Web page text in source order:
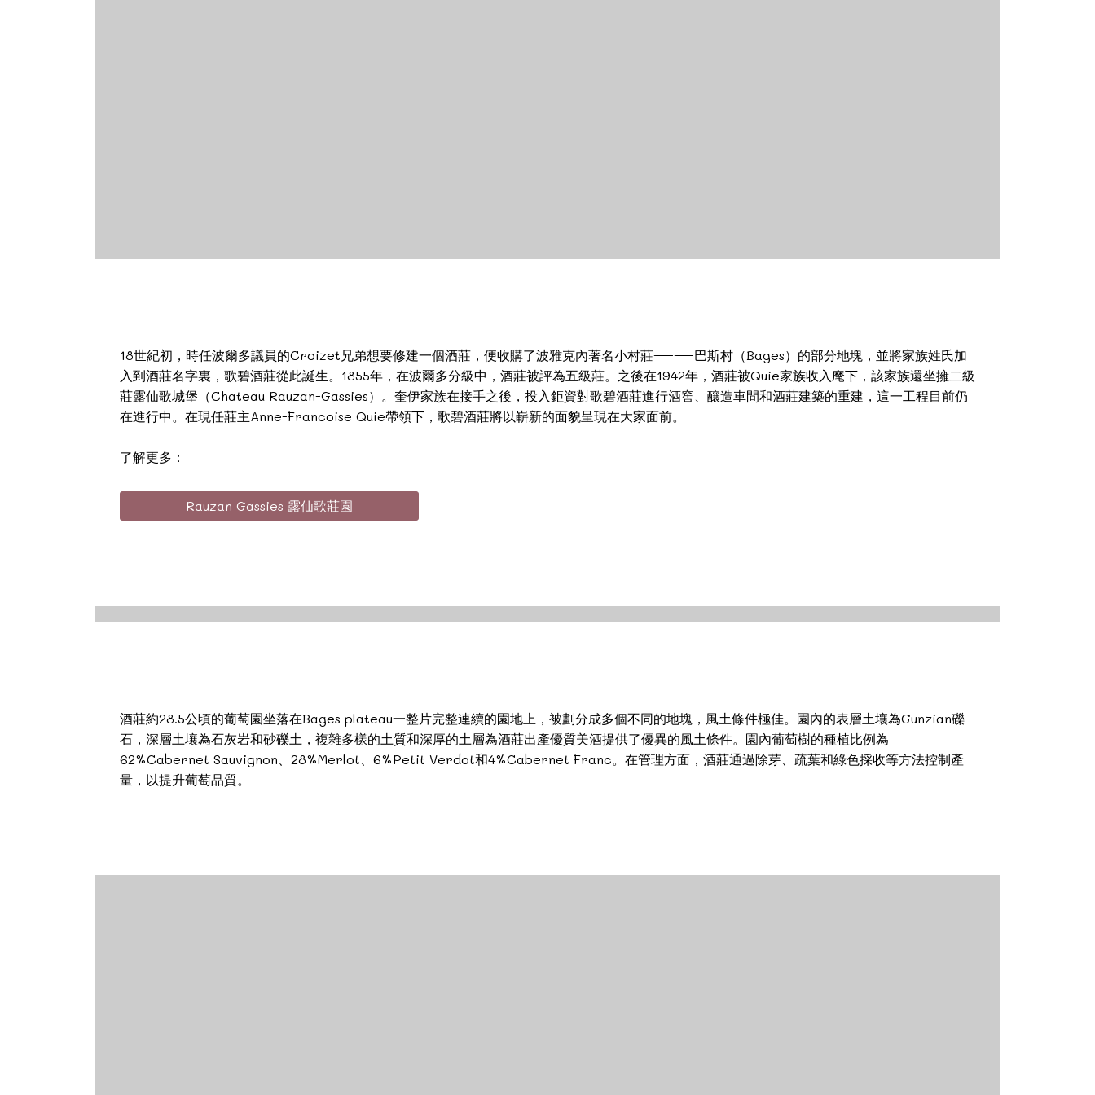
18世紀初，時任波爾多議員的Croizet兄弟想要修建一個酒莊，便收購了波雅克內著名小村莊——巴斯村（Bages）的部分地塊，並將家族姓氏加
入到酒莊名字裏，歌碧酒莊從此誕生。1855年，在波爾多分級中，酒莊被評為五級莊。之後在1942年，酒莊被Quie家族收入麾下，該家族還坐擁二級
莊露仙歌城堡（Chateau Rauzan-Gassies）。奎伊家族在接手之後，投入鉅資對歌碧酒莊進行酒窖、釀造車間和酒莊建築的重建，這一工程目前仍
在進行中。在現任莊主Anne-Francoise Quie帶領下，歌碧酒莊將以嶄新的面貌呈現在大家面前。
了解更多：
Rauzan Gassies 露仙歌莊園
酒莊約28.5公頃的葡萄園坐落在Bages plateau一整片完整連續的園地上，被劃分成多個不同的地塊，風土條件極佳。園內的表層土壤為Gunzian礫
石，深層土壤為石灰岩和砂礫土，複雜多樣的土質和深厚的土層為酒莊出產優質美酒提供了優異的風土條件。園內葡萄樹的種植比例為
62%Cabernet Sauvignon、28%Merlot、6%Petit Verdot和4%Cabernet Franc。在管理方面，酒莊通過除芽、疏葉和綠色採收等方法控制產
量，以提升葡萄品質。